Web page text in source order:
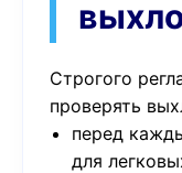
Строгого
проверять
перед
для